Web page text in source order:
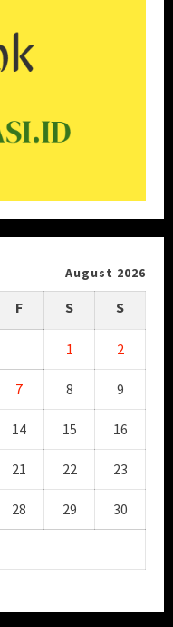
August 2026
F S S
1 2
7 8 9
14 15 16
21 22 23
28 29 30